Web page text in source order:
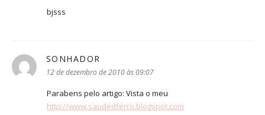
bjsss
SONHADOR
12 de dezembro de 2010 às 09:07
Parabens pelo artigo: Vista o meu
http://www.saudedferro.blogspot.com